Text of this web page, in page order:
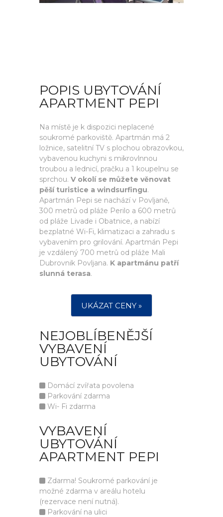
POPIS UBYTOVÁNÍ
APARTMENT PEPI
Na místě je k dispozici neplacené
soukromé parkoviště. Apartmán má 2
ložnice, satelitní TV s plochou obrazovkou,
vybavenou kuchyni s mikrovlnnou
troubou a lednicí, pračku a 1 koupelnu se
sprchou. V okolí se můžete věnovat
pěší turistice a windsurfingu.
Apartmán Pepi se nachází v Povljaně,
300 metrů od pláže Perilo a 600 metrů
od pláže Livade i Obatnice, a nabízí
bezplatné Wi-Fi, klimatizaci a zahradu s
vybavením pro grilování. Apartmán Pepi
je vzdálený 700 metrů od pláže Mali
Dubrovnik Povljana. K apartmánu patří
slunná terasa.
UKÁZAT CENY »
NEJOBLÍBENĚJŠÍ
VYBAVENÍ
UBYTOVÁNÍ
Domácí zvířata povolena
Parkování zdarma
Wi- Fi zdarma
VYBAVENÍ
UBYTOVÁNÍ
APARTMENT PEPI
Zdarma! Soukromé parkování je
možné zdarma v areálu hotelu
(rezervace není nutná).
Parkování na ulici